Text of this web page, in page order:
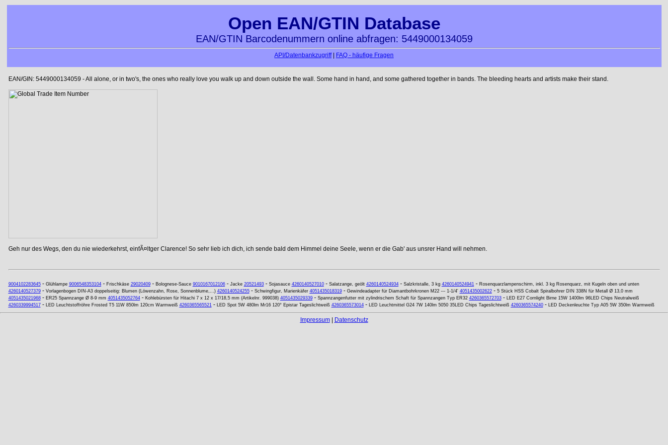
Open EAN/GTIN Database
EAN/GTIN Barcodenummern online abfragen: 5449000134059
API/Datenbankzugriff| FAQ - häufige Fragen
EAN/GIN: 5449000134059 - All alone, or in two's, the ones who really love you walk up and down outside the wall. Some hand in hand, and some gathered together in bands. The bleeding hearts and artists make their stand.
Geh nur des Wegs, den du nie wiederkehrst, einfÃ¤ltger Clarence! So sehr lieb ich dich, ich sende bald dem Himmel deine Seele, wenn er die Gab' aus unsrer Hand will nehmen.
9004102283645- Glühlampe 9006548353104- Frischkäse 29020409- Bolognese-Sauce 9010167012106- Jacke 20521493- Sojasauce 4260140527010- Salatzange, geölt 4260140524934- Salzkristalle, 3 kg 4260140524941- Rosenquarzlampenschirm, inkl. 3 kg Rosenquarz, mit Kugeln oben und unten
4260140527379- Vorlagenbogen DIN-A3 doppelseitig: Blumen (Löwenzahn, Rose, Sonnenblume,...) 4260140524255- Schwingfigur, Marienkäfer 4051435018319- Gewindeadapter für Diamantbohrkronen M22 --- 1-1/4' 4051435002622- 5 Stück HSS Cobalt Spiralbohrer DIN 338N für Metall Ø 13,0 mm
4051435021968- ER25 Spannzange Ø 8-9 mm 4051435052764- Kohlebürsten für Hitachi 7 x 12 x 17/18,5 mm (Artikelnr. 999038) 4051435029339- Spannzangenfutter mit zylindrischem Schaft für Spannzangen Typ ER32 4260365572703- LED E27 Cornlight Birne 15W 1400lm 96LED Chips Neutralweiß
4260339994517- LED Leuchtstoffröhre Frosted T5 11W 850lm 120cm Warmweiß 4260365565521- LED Spot 5W 480lm Mr16 120° Epistar Tageslichtweiß 4260365573014- LED Leuchtmittel G24 7W 140lm 5050 35LED Chips Tageslichtweiß 4260365574240- LED Deckenleuchte Typ A05 5W 350lm Warmweiß
Impressum| Datenschutz